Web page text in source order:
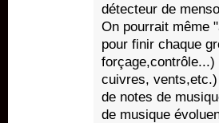
détecteur de
On pourrait même
pour finir chaque
cuivres,
de notes de
de musique